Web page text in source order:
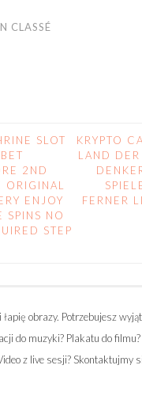
CLASSÉ
SLOT
2ND
ORIGINAL
ENJOY
SPINS NO
STEP
KRYPTO
LAND
FERNER
obrazy. Potrzebujesz
do muzyki? Plakatu do
z live sesji? Skontaktujmy